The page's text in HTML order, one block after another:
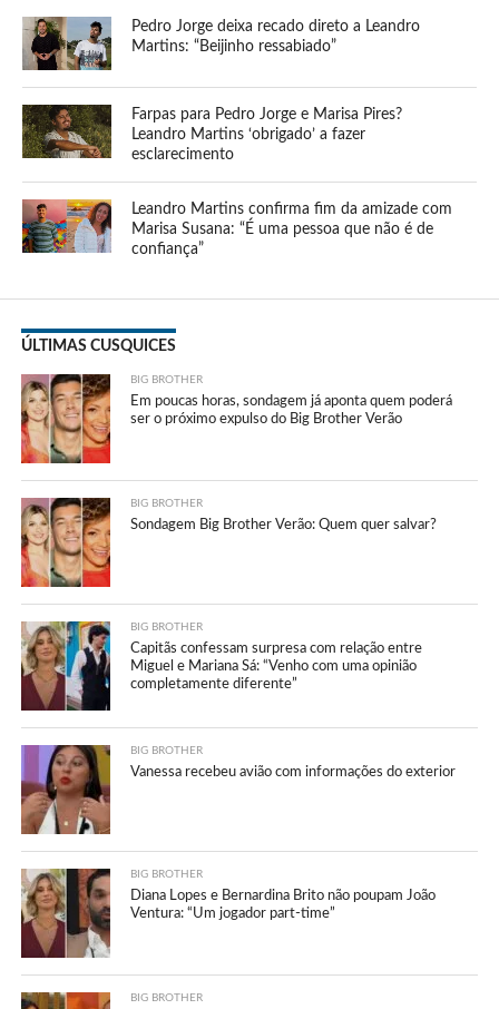
Pedro Jorge deixa recado direto a Leandro
Martins: “Beijinho ressabiado”
Farpas para Pedro Jorge e Marisa Pires?
Leandro Martins ‘obrigado’ a fazer
esclarecimento
Leandro Martins confirma fim da amizade com
Marisa Susana: “É uma pessoa que não é de
confiança”
ÚLTIMAS CUSQUICES
BIG BROTHER
Em poucas horas, sondagem já aponta quem poderá
ser o próximo expulso do Big Brother Verão
BIG BROTHER
Sondagem Big Brother Verão: Quem quer salvar?
BIG BROTHER
Capitãs confessam surpresa com relação entre
Miguel e Mariana Sá: “Venho com uma opinião
completamente diferente”
BIG BROTHER
Vanessa recebeu avião com informações do exterior
BIG BROTHER
Diana Lopes e Bernardina Brito não poupam João
Ventura: “Um jogador part-time”
BIG BROTHER